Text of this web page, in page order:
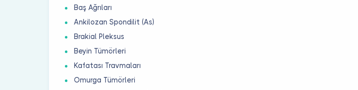
Baş Ağrıları
Ankilozan Spondilit (As)
Brakial Pleksus
Beyin Tümörleri
Kafatası Travmaları
Omurga Tümörleri